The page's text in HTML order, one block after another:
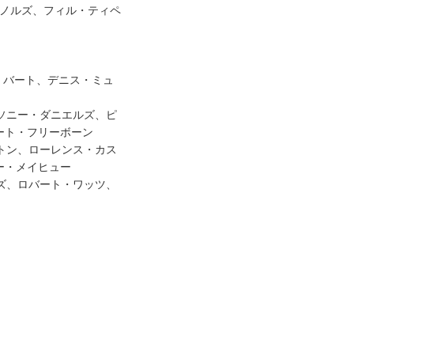
ルズ、フィル・ティペ
ート、デニス・ミュ
ニー・ダニエルズ、ピ
ト・フリーボーン
ン、ローレンス・カス
・メイヒュー
ロバート・ワッツ、